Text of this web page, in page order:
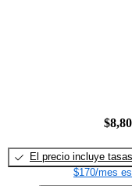
El precio incluye tasas
$170/mes